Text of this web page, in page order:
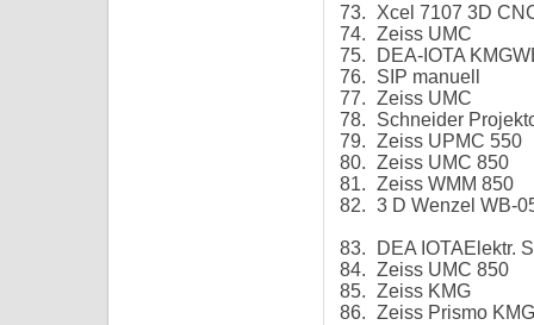
73.
Xcel 7107 3D
74. Zeiss UMC
75.
DEA-IOTA
76.
SIP manuell
77. Zeiss UMC
78.
Schneider
79. Zeiss UPMC 550
80. Zeiss UMC 850
81. Zeiss WMM 850
82. 3 D Wenzel WB-
83.
DEA IOTAElektr.
84. Zeiss UMC 850
85. Zeiss KMG
86. Zeiss Prismo KMG